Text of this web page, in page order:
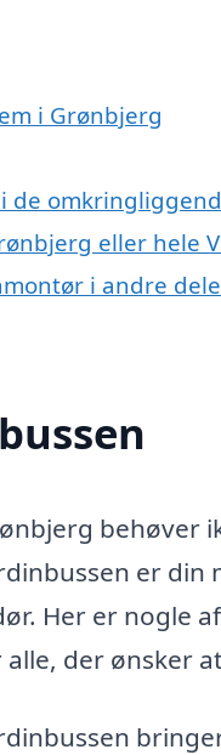
i Grønbjerg
de
eller hele
i andre
er
Her er nogle
der ønsker